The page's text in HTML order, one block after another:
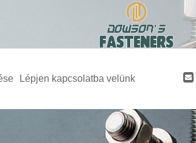
Lépjen kapcsolatba velünk